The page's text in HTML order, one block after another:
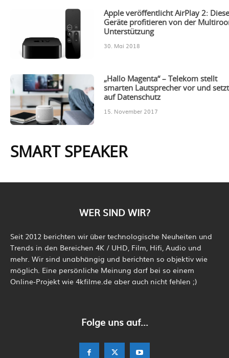
Apple veröffentlicht AirPlay 2:
Geräte profitieren von der
Unterstützung
30. Mai 2018
„Hallo Magenta“ – Telekom stellt
smarten Lautsprecher vor und setzt
auf Datenschutz
15. November 2017
SMART SPEAKER
WER SIND WIR?
Seit 2012 berichten wir über technologische Neuheiten und
Trends in den Bereichen 4K / UHD, Film, Hifi, Audio und
mehr. Wir sind unabhängig und berichten so objektiv wie
möglich. Eine persönliche Meinung darf bei so einem
Online-Projekt wie 4kfilme.de aber auch nicht fehlen ;)
Folge uns auf...